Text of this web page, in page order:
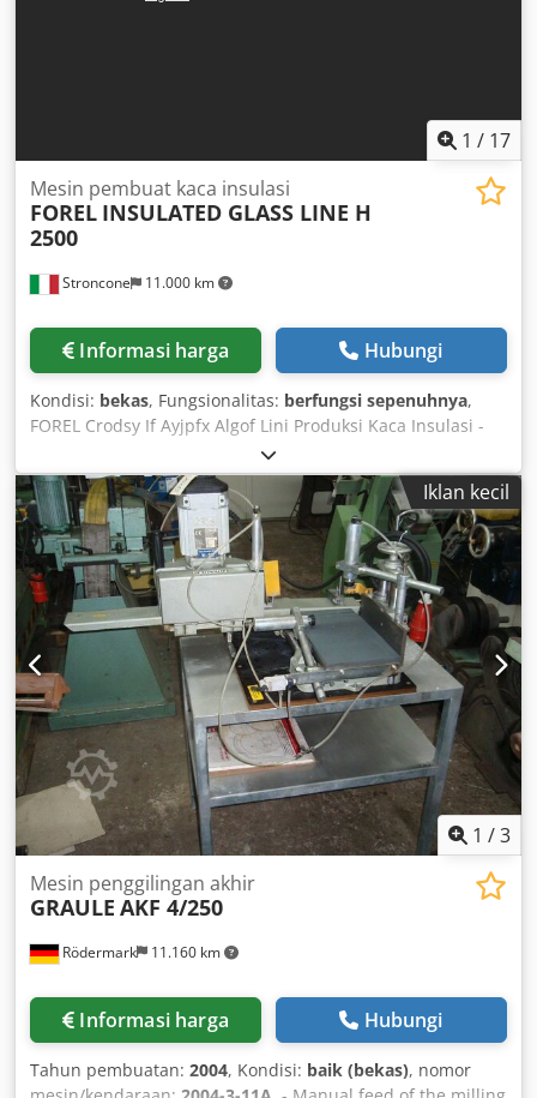
1 / 17
Stroncone 11.000 km
Mesin pembuat kaca insulasi
FOREL INSULATED GLASS LINE H
2500
Informasi harga Hubungi
Kondisi: bekas, Fungsionalitas: berfungsi sepenuhnya,
FOREL Crodsy If Ayjpfx Algof Lini Produksi Kaca Insulasi -
Mesin Cuci (6 sikat Low-E) FOREL VW2500 (2009) Tinggi
Maksimum 2500 mm Dimensi Minimum 310x160 mm
Ketebalan 3-40 mm - Pemindai LISEC (2014) - Gas Press
FOREL APG 250 (2009) Dimensi Maksimum 2500x4500 mm
Dimensi Minimum 190x320 mm Bukaan Manual Maks. 69
mm Arah Kerja Kanan ke Kiri
Iklan kecil
1 /3
Rödermark 11.160 km
Mesin penggilingan akhir
GRAULE AKF 4/250
Informasi harga Hubungi
Tahun pembuatan: 2004, Kondisi: baik (bekas), nomor